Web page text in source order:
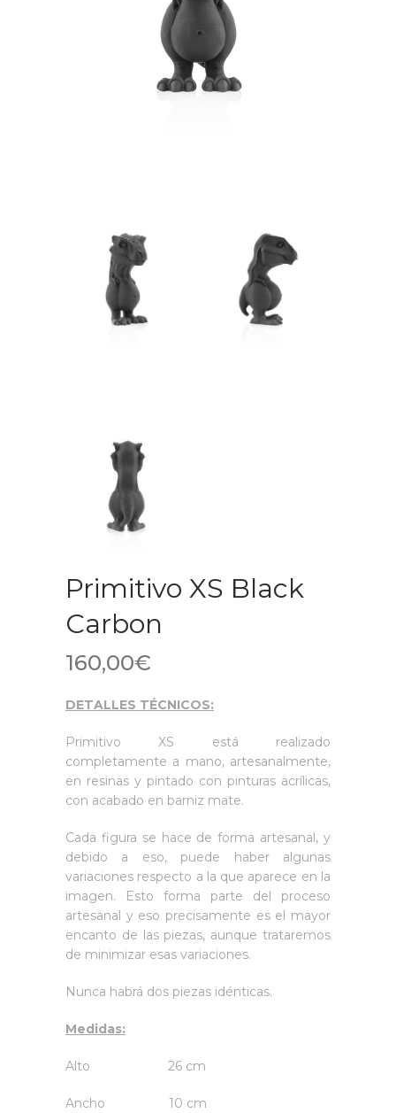
Primitivo XS Black
Carbon
160,00€
DETALLES TÉCNICOS:
Primitivo XS está realizado
completamente a mano, artesanalmente,
en resinas y pintado con pinturas acrílicas,
con acabado en barniz mate.
Cada figura se hace de forma artesanal, y
debido a eso, puede haber algunas
variaciones respecto a la que aparece en la
imagen. Esto forma parte del proceso
artesanal y eso precisamente es el mayor
encanto de las piezas, aunque trataremos
de minimizar esas variaciones.
Nunca habrá dos piezas idénticas.
Medidas:
Alto 26 cm
Ancho 10 cm